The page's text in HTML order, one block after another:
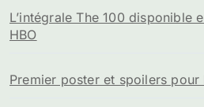
L’intégrale The 100 disponible
HBO
Premier poster et spoilers pour